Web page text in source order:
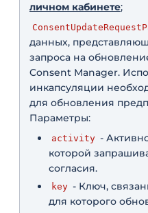
личном кабинете;
данных,
запроса на
Consent Manager.
инкапсуляции
для обновления
Параметры:
activity -
которой
согласия.
key - Ключ,
для которого